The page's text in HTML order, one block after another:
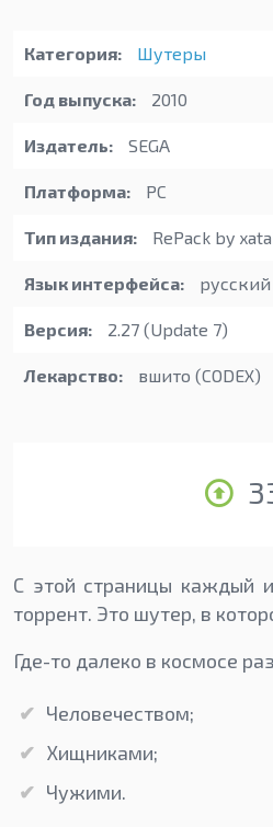
Категория: Шутеры
Год выпуска: 2010
Издатель: SEGA
Платформа: PC
Тип издания: RePack by
Язык интерфейса:
Версия: 2.27 (Update 7)
Лекарство: вшито (CODEX)
С этой страницы каждый
торрент. Это шутер, в
Где-то далеко в космосе
Человечеством;
Хищниками;
Чужими.